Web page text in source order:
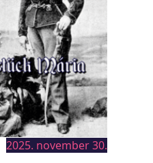
2025. november 30.